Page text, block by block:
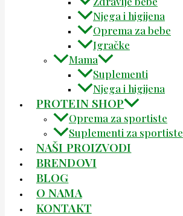
Njega i higijena
Oprema za bebe
Igračke
Mama
Suplementi
Njega i higijena
PROTEIN SHOP
Oprema za sportiste
Suplementi za sportiste
NAŠI PROIZVODI
BRENDOVI
BLOG
O NAMA
KONTAKT